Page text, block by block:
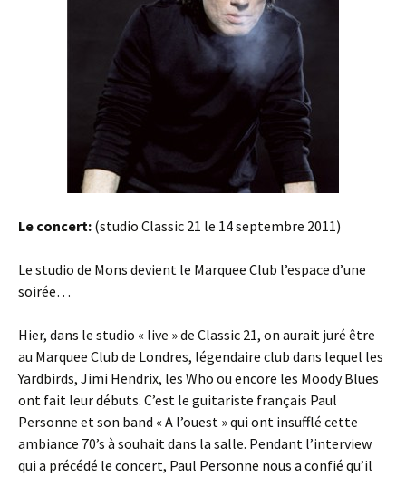
Le concert: (studio Classic 21 le 14 septembre 2011)
Le studio de Mons devient le Marquee Club l’espace d’une
soirée…
Hier, dans le studio « live » de Classic 21, on aurait juré être
au Marquee Club de Londres, légendaire club dans lequel les
Yardbirds, Jimi Hendrix, les Who ou encore les Moody Blues
ont fait leur débuts. C’est le guitariste français Paul
Personne et son band « A l’ouest » qui ont insufflé cette
ambiance 70’s à souhait dans la salle. Pendant l’interview
qui a précédé le concert, Paul Personne nous a confié qu’il